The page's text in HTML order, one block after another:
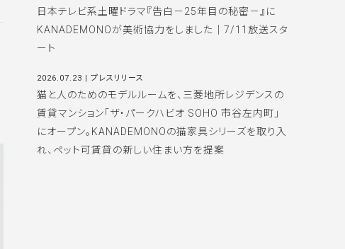
日本テレビ系土曜ドラマ『告白－25年目の秘密－』に
KANADEMONOが美術協力をしました｜7/11放送スタ
ート
2026.07.23 |プレスリリース
猫と人のためのモデルルームを、三菱地所レジデンスの
賃貸マンション「ザ・パークハビオ SOHO 市谷左内町」
にオープン。KANADEMONOの猫家具シリーズを取り入
れ、ペット可賃貸の新しい住まい方を提案